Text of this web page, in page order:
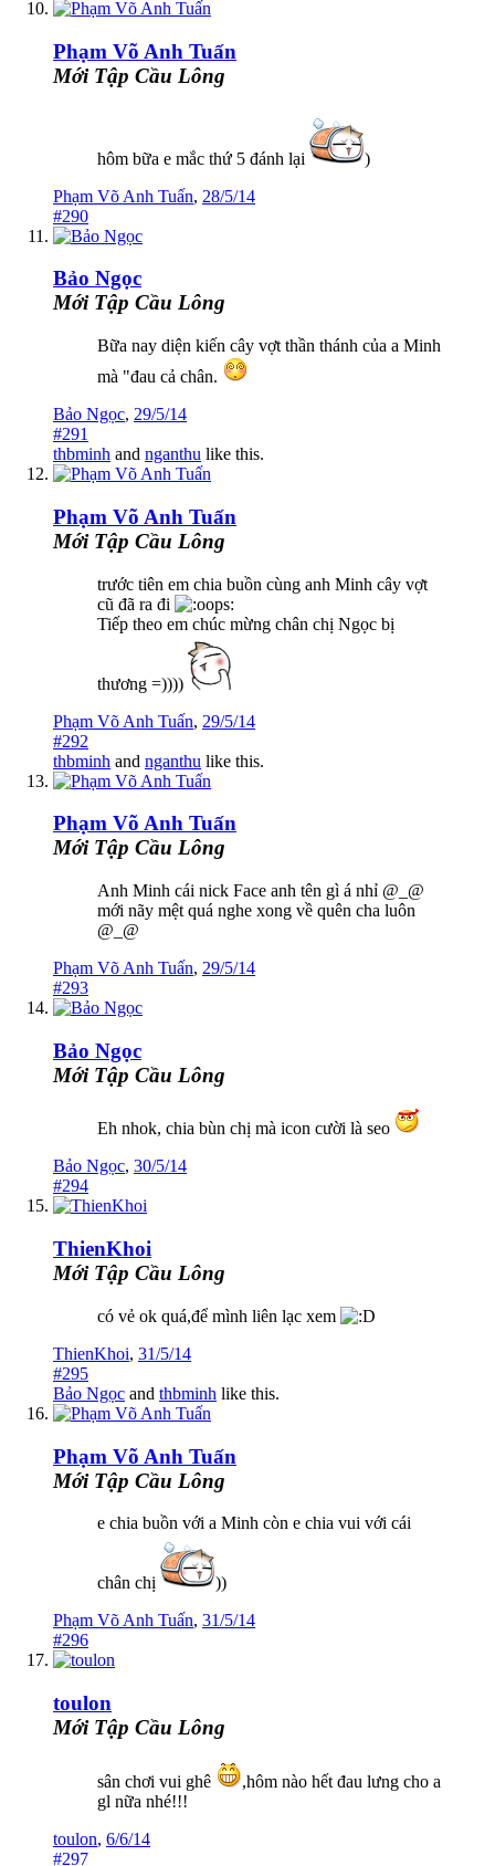
Phạm Võ Anh Tuấn
Mới Tập Cầu Lông
hôm bữa e mắc thứ 5 đánh lại
)
Phạm Võ Anh Tuấn, 28/5/14
#290
Bảo Ngọc
Mới Tập Cầu Lông
Bữa nay diện kiến cây vợt thần thánh của a Minh
mà "đau cả chân.
Bảo Ngọc, 29/5/14
#291
thbminh and nganthu like this.
Phạm Võ Anh Tuấn
Mới Tập Cầu Lông
trước tiên em chia buồn cùng anh Minh cây vợt
cũ đã ra đi
Tiếp theo em chúc mừng chân chị Ngọc bị
thương =))))
Phạm Võ Anh Tuấn, 29/5/14
#292
thbminh and nganthu like this.
Phạm Võ Anh Tuấn
Mới Tập Cầu Lông
Anh Minh cái nick Face anh tên gì á nhỉ @_@
mới nãy mệt quá nghe xong về quên cha luôn
@_@
Phạm Võ Anh Tuấn, 29/5/14
#293
Bảo Ngọc
Mới Tập Cầu Lông
Eh nhok, chia bùn chị mà icon cười là seo
Bảo Ngọc, 30/5/14
#294
ThienKhoi
Mới Tập Cầu Lông
có vẻ ok quá,để mình liên lạc xem
ThienKhoi, 31/5/14
#295
Bảo Ngọc and thbminh like this.
Phạm Võ Anh Tuấn
Mới Tập Cầu Lông
e chia buồn với a Minh còn e chia vui với cái
chân chị
))
Phạm Võ Anh Tuấn, 31/5/14
#296
toulon
Mới Tập Cầu Lông
sân chơi vui ghê
,hôm nào hết đau lưng cho a
gl nữa nhé!!!
toulon, 6/6/14
#297